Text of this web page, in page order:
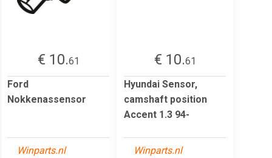
€ 10.61
Ford
Nokkenassensor
Winparts.nl
€ 10.61
Hyundai Sensor,
camshaft position
Accent 1.3 94-
Winparts.nl